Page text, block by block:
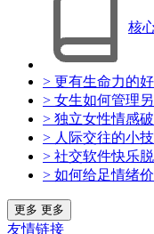
核
> 更有生命力的好
> 女生如何管理
> 独立女性情感
> 人际交往的小
> 社交软件快乐
> 如何给足情绪
更多 更多
友情链接